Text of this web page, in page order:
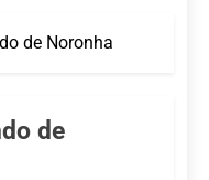
da
De 2026
segmentos
corporativo
De 2026
de Noronha
de